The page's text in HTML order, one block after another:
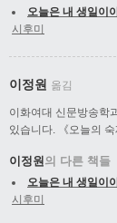
오늘은 내 생일이
시후미
이정원 옮김
이화여대 신문방송학
있습니다. 《오늘의
이정원 의 다른 책들
오늘은 내 생일이
시후미